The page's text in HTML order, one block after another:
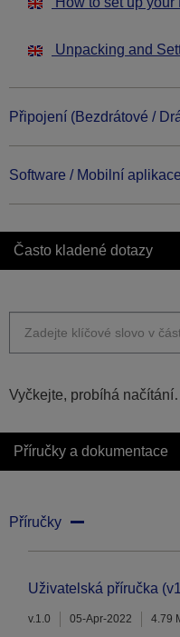
Unpacking and
Připojení (Bezdrátové /
Software / Mobilní aplikace
Často kladené dotazy
Vyčkejte, probíhá
Příručky a dokumentace
Příručky
Uživatelská příručka
v.1.0 05-Apr-2022 4.79